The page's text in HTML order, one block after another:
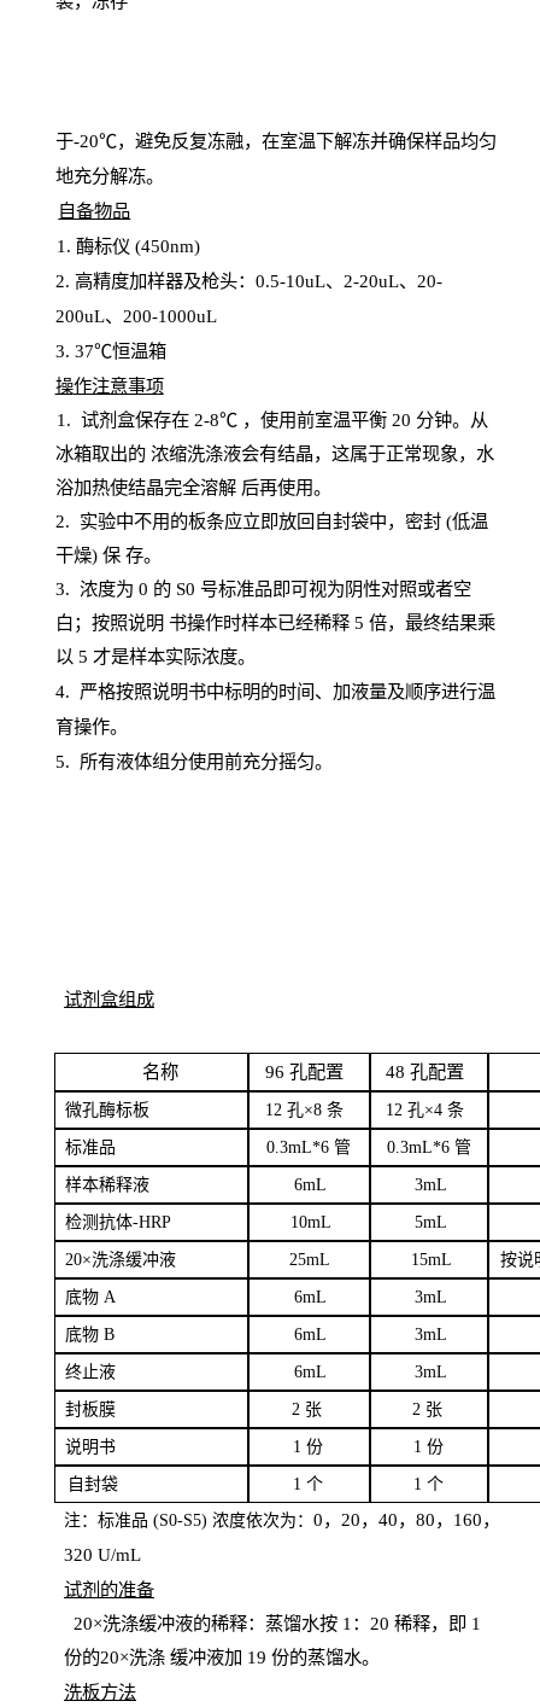
于-20℃，避免反复冻融，在室温下解冻并确保样品均匀
地充分解冻。
自备物品
1 . 酶标仪 (450nm)
2. 高精度加样器及枪头： 0.5-10uL、 2-20uL、 20-
200uL、 200-1000uL
3. 37℃恒温箱
操作注意事项
1. 试剂盒保存在 2-8℃ ，使用前室温平衡 20 分钟。从
冰箱取出的 浓缩洗涤液会有结晶，这属于正常现象，水
浴加热使结晶完全溶解 后再使用。
2. 实验中不用的板条应立即放回自封袋中，密封(低温
干燥) 保 存。
3. 浓度为 0 的 S0 号标准品即可视为阴性对照或者空
白；按照说明 书操作时样本已经稀释5 倍，最终结果乘
以 5 才是样本实际浓度。
4. 严格按照说明书中标明的时间、加液量及顺序进行温
育操作。
5. 所有液体组分使用前充分摇匀。
试剂盒组成
名称 96 孔配置 48 孔配置
微孔酶标板 12 孔×8 条 12 孔×4 条
标准品 0.3mL*6 管 0.3mL*6 管
样本稀释液 6mL 3mL
检测抗体-HRP 10mL 5mL
20×洗涤缓冲液 25mL 15mL 按说
底物A 6mL 3mL
底物B 6mL 3mL
终止液 6mL 3mL
封板膜 2 张 2 张
说明书 1 份 1 份
自封袋 1 个 1 个
注：标准品 (S0-S5) 浓度依次为： 0，20，40，80，160，
320 U/mL
试剂的准备
20×洗涤缓冲液的稀释：蒸馏水按 1：20 稀释，即 1
份的20×洗涤 缓冲液加 19 份的蒸馏水。
洗板方法